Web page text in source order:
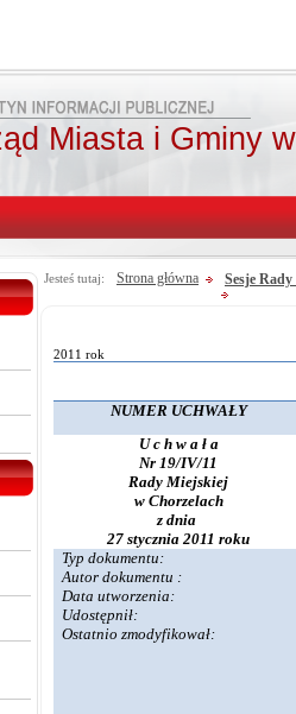
Miasta i Gminy
Jesteś tutaj: Strona główna Sesje
2011 rok
NUMER UCHWAŁY
U c h w a ł a
Nr 19/IV/11
Rady Miejskiej
w Chorzelach
z dnia
27 stycznia 2011 roku
Typ dokumentu:
Autor dokumentu :
Data utworzenia:
Udostępnił:
Ostatnio zmodyfikował: